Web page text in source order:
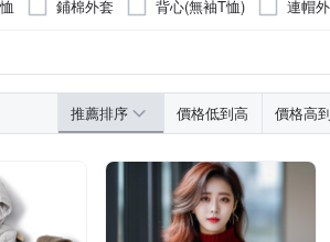
鋪棉外套 背心(無袖T恤) 連帽
斗篷 羽絨外套 縮口褲 連
推薦排序 價格低到高 價格高